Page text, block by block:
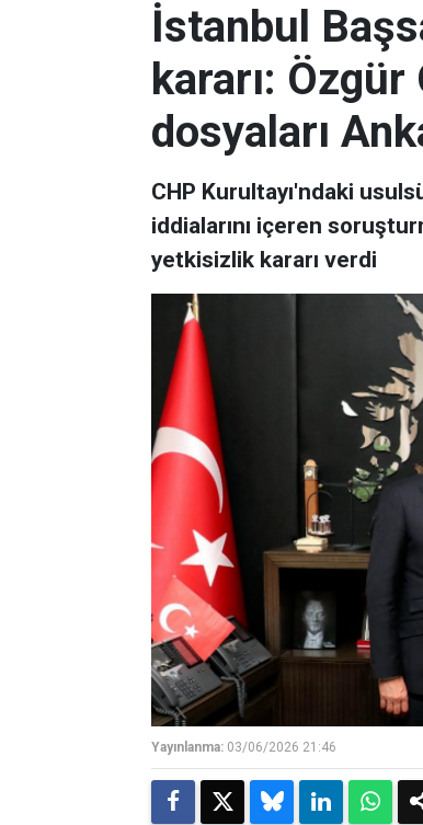
İstanbul
kararı:
dosyaları
CHP Kurultayı'ndaki
iddialarını içeren
yetkisizlik kararı verdi
Yayınlanma: 03/06/2026 21:46